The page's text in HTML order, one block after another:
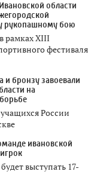
области
рукопашному бою
рамках XIII
фестиваля
и бронзу завоевали
на
России
ивановской
выступать 17-